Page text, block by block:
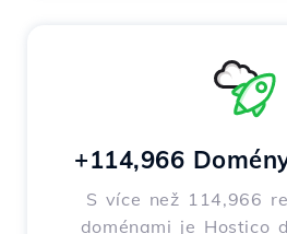
+114,966
S více než 114,966
doménami je Hostico